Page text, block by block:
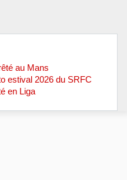
au Mans
estival 2026 du SRFC
en Liga